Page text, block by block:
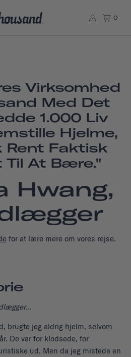
0
Virksomhed
Med Det
1.000 Liv
Hjelme,
Rent Faktisk
Til At Bære."
Hwang,
for at lære mere om vores rejse.
brugte jeg aldrig hjelm, selvom
De var for klodsede, for
ud. Men da jeg mistede en